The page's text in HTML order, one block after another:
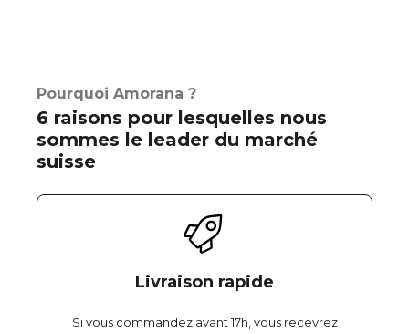
Pourquoi Amorana ?
6 raisons pour lesquelles nous
sommes le leader du marché
suisse
Livraison rapide
Si vous commandez avant 17h, vous recevrez